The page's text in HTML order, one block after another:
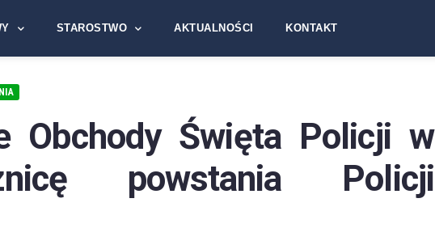
STAROSTWO AKTUALNOŚCI KONTAKT
Obchody Święta Policji w
powstania Policji